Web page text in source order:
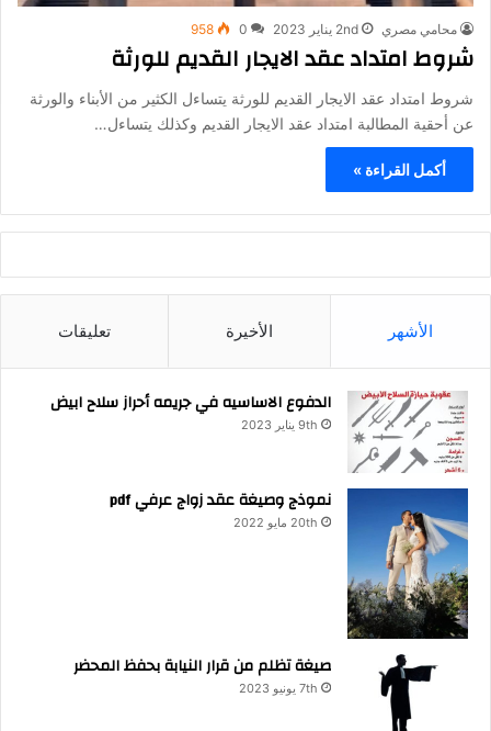
محامي مصري 2nd يناير 2023 0
958
شروط امتداد عقد الايجار القديم للورثة
شروط امتداد عقد الايجار القديم للورثة يتساءل الكثير من الأبناء والورثة
عن أحقية المطالبة امتداد عقد الايجار القديم وكذلك يتساءل…
أكمل القراءة »
الأشهر الأخيرة تعليقات
الدفوع الاساسيه في جريمه أحراز سلاح ابيض
9th يناير 2023
نموذج وصيغة عقد زواج عرفي pdf
20th مايو 2022
صيغة تظلم من قرار النيابة بحفظ المحضر
7th يونيو 2023